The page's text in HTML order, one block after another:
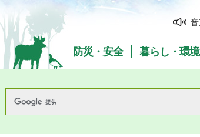
長野県Nagano Prefecture
防災・安全 暮らし・環境